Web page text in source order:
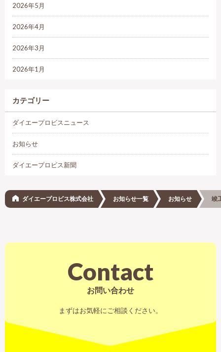
2026年5月
2026年4月
2026年3月
2026年1月
カテゴリー
ダイエープロビスニュース
お知らせ
ダイエープロビス新聞
ダイエープロビス株式会社 お知らせ一覧 お知らせ 竣
Contact
お問い合わせ
まずはお気軽にご相談ください。